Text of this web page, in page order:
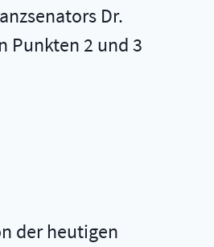
Dr.
Punkten 2 und 3
der heutigen